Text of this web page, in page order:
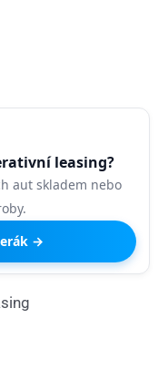
leasing?
aut skladem nebo
→